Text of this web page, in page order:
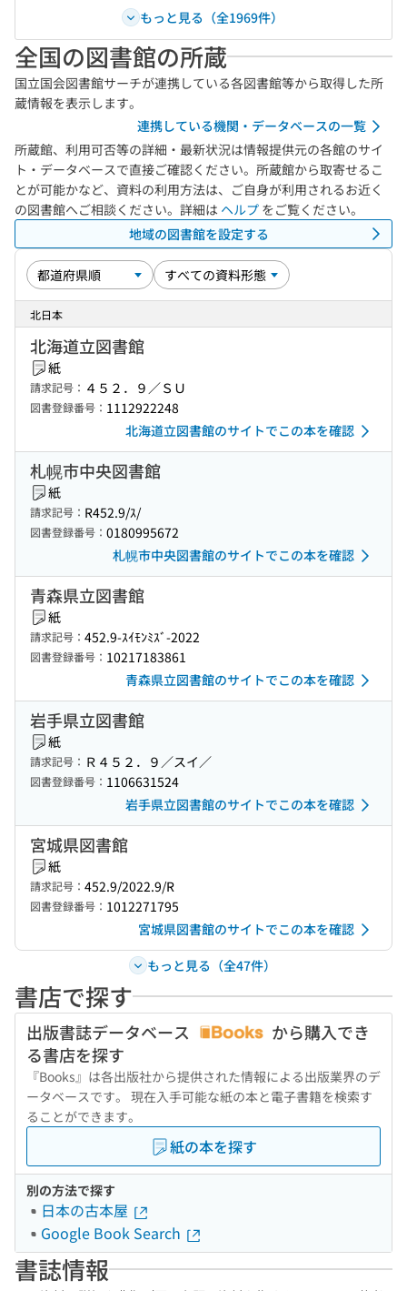
もっと見る（全1969件）
全国の図書館の所蔵
国立国会図書館サーチが連携している各図書館等から取得した所
蔵情報を表示します。
連携している機関・データベースの一覧
所蔵館、利用可否等の詳細・最新状況は情報提供元の各館のサイ
ト・データベースで直接ご確認ください。所蔵館から取寄せるこ
とが可能かなど、資料の利用方法は、ご自身が利用されるお近く
の図書館へご相談ください。詳細は ヘルプ をご覧ください。
地域の図書館を設定する
北日本
北海道立図書館
紙
請求記号： ４５２．９／ＳＵ
図書登録番号： 1112922248
北海道立図書館のサイトでこの本を確認
札幌市中央図書館
紙
請求記号： R452.9/ｽ/
図書登録番号： 0180995672
札幌市中央図書館のサイトでこの本を確認
青森県立図書館
紙
請求記号： 452.9-ｽｲﾓﾝﾐｽﾞ-2022
図書登録番号： 10217183861
青森県立図書館のサイトでこの本を確認
岩手県立図書館
紙
請求記号： Ｒ４５２．９／スイ／
図書登録番号： 1106631524
岩手県立図書館のサイトでこの本を確認
宮城県図書館
紙
請求記号： 452.9/2022.9/R
図書登録番号： 1012271795
宮城県図書館のサイトでこの本を確認
もっと見る（全47件）
書店で探す
出版書誌データベース
から購入でき
る書店を探す
『Books』は各出版社から提供された情報による出版業界のデ
ータベースです。 現在入手可能な紙の本と電子書籍を検索す
ることができます。
紙の本を探す
別の方法で探す
日本の古本屋
Google Book Search
書誌情報